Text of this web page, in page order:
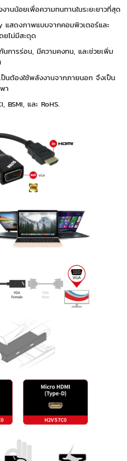
านน้อยเพื่อความทนทานในระยะยาวที่สุด
แสดงภาพแบบจากคอมพิวเตอร์และ
ยไม่มีสะดุด
นการร่อน, มีความคงทน, และช่วยเพิ่ม
นต้องใช้พลังงานจากภายนอก จึงเป็น
า
BSMI, และ RoHS.